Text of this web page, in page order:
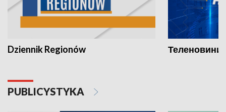
Dziennik Regionów Теленовини
PUBLICYSTYKA